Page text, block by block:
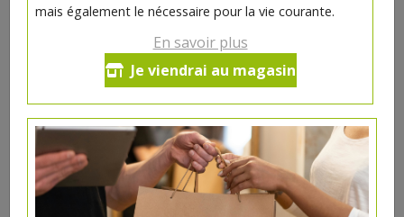
mais également le nécessaire pour la vie courante.
En savoir plus
Je viendrai au magasin
Petit épeautre bio 500g
- 1 +
3.86€
Réception souhaitée le